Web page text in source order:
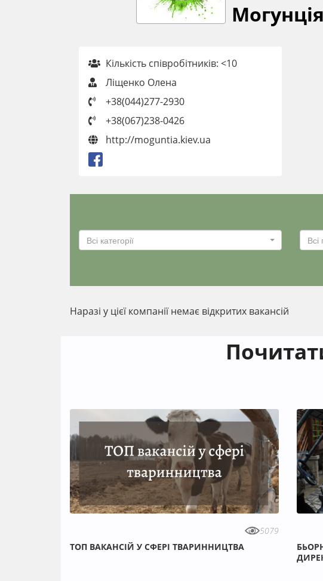
Кількість співробітників: <10
Ліщенко Олена
+38(044)277-2930
+38(067)238-0426
http://moguntia.kiev.ua
Всі категорії Всі
Наразі у цієї компанії немає відкритих вакансій
5079
ТОП ВАКАНСІЙ У СФЕРІ ТВАРИННИЦТВА